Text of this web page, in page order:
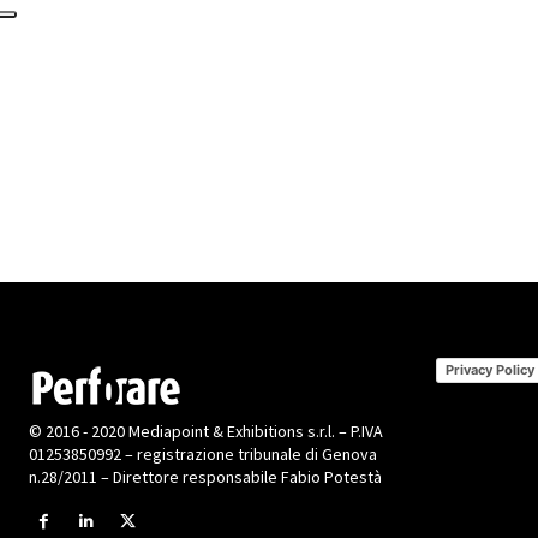
© 2016 - 2020 Mediapoint & Exhibitions s.r.l. – P.IVA
01253850992 – registrazione tribunale di Genova
n.28/2011 – Direttore responsabile Fabio Potestà
Privacy Policy